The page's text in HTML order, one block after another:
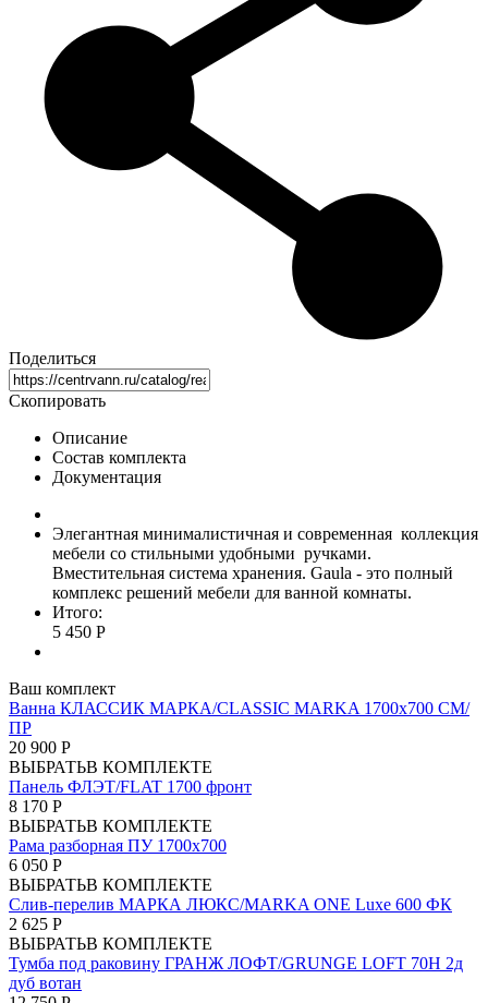
Поделиться
Скопировать
Описание
Состав комплекта
Документация
Элегантная минималистичная и современная коллекция
мебели со стильными удобными ручками.
Вместительная система хранения. Gaula - это полный
комплекс решений мебели для ванной комнаты.
Итого:
5 450 Р
Ваш комплект
Ванна КЛАССИК МАРКА/CLASSIC MARKA 1700х700 СМ/
ПР
20 900 Р
ВЫБРАТЬВ КОМПЛЕКТЕ
Панель ФЛЭТ/FLAT 1700 фронт
8 170 Р
ВЫБРАТЬВ КОМПЛЕКТЕ
Рама разборная ПУ 1700х700
6 050 Р
ВЫБРАТЬВ КОМПЛЕКТЕ
Слив-перелив МАРКА ЛЮКС/MARKA ONE Luxe 600 ФК
2 625 Р
ВЫБРАТЬВ КОМПЛЕКТЕ
Тумба под раковину ГРАНЖ ЛОФТ/GRUNGE LOFT 70Н 2д
дуб вотан